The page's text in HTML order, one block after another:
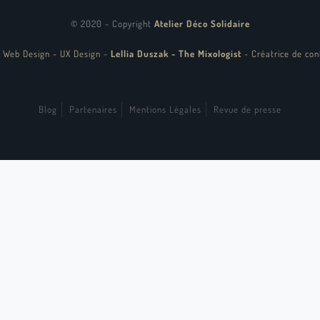
© 2020 - Copyright Atelier Déco Solidaire
Design - UX Design - Lellia Duszak - The Mixologist - Créatrice de
Blog Partenaires Mentions Légales Revue de presse